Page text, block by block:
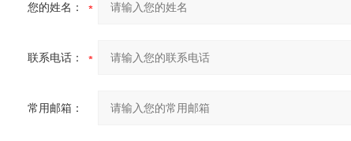
您的姓名：
联系电话：
常用邮箱：